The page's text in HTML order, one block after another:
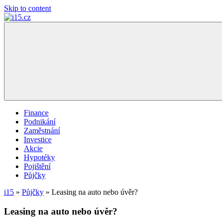
Skip to content
Finance
Podnikání
Zaměstnání
Investice
Akcie
Hypotéky
Pojištění
Půjčky
i15 » Půjčky » Leasing na auto nebo úvěr?
Leasing na auto nebo úvěr?